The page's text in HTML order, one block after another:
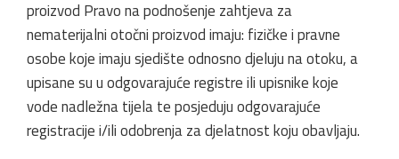
proizvod Pravo na podnošenje zahtjeva za
nematerijalni otočni proizvod imaju: fizičke i pravne
osobe koje imaju sjedište odnosno djeluju na otoku, a
upisane su u odgovarajuće registre ili upisnike koje
vode nadležna tijela te posjeduju odgovarajuće
registracije i/ili odobrenja za djelatnost koju obavljaju.